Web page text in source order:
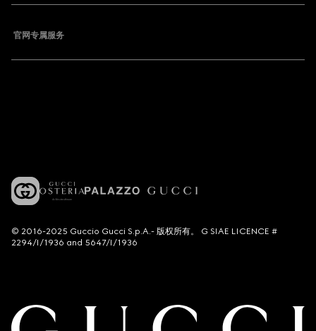
官网专属服务
© 2016-2025 Guccio Gucci S.p.A.- 版权所有。 G SIAE LICENCE #
2294/I/1936 and 5647/I/1936